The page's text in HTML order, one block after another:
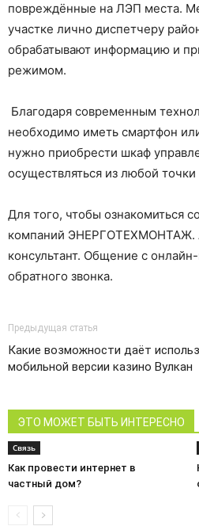
повреждённые на ЛЭП места.
участке лично диспетчеру
обрабатывают информацию и
режимом.
Благодаря современным
необходимо иметь смартфон
нужно приобрести шкаф
осуществляться из любой
Для того, чтобы ознакомиться
компаний ЭНЕРГОТЕХМОНТАЖ. А
консультант. Общение с
обратного звонка.
Предыдущая статья
Какие возможности даёт
мобильной версии казино Вулкан
ЭТО МОЖЕТ БЫТЬ ИНТЕРЕСНО
Связь
Как провести интернет в
частный дом?